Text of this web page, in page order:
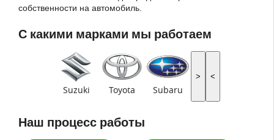
собственности на автомобиль.
С какими марками мы работаем
Suzuki Toyota Subaru
> <
Наш процесс работы